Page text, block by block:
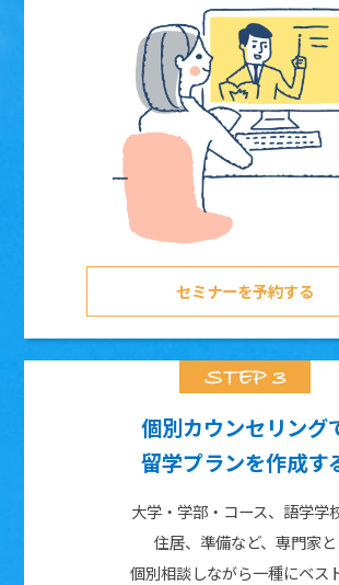
セミナーを予約する
個別カウンセリング
留学プランを作成す
大学・学部・コース、語学学校
住居、準備など、専門家と
個別相談しながら一種にベス